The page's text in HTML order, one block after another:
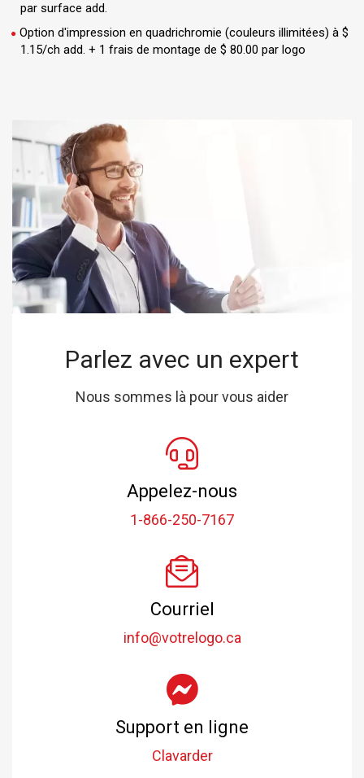
par surface add.
Option d'impression en quadrichromie (couleurs illimitées) à $
1.15/ch add. + 1 frais de montage de $ 80.00 par logo
Parlez avec un expert
Nous sommes là pour vous aider
Appelez-nous
1-866-250-7167
Courriel
info@votrelogo.ca
Support en ligne
Clavarder